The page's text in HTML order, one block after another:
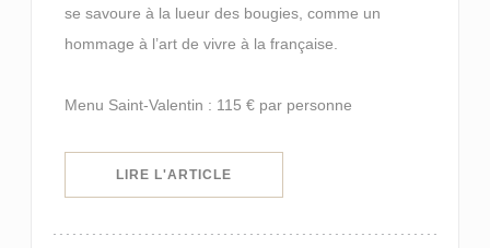
se savoure à la lueur des bougies, comme un
hommage à l’art de vivre à la française.
Menu Saint-Valentin : 115 € par personne
LIRE L'ARTICLE((OUVRE UNE NOUVELLE